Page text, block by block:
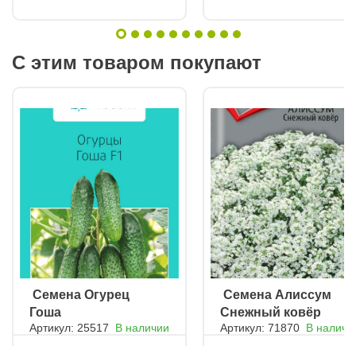
С этим товаром покупают
ㅤ Семена Огурец
Гоша
Артикул: 25517 В наличии
ㅤ Семена Алиссум
Снежный ковёр
Артикул: 71870 В